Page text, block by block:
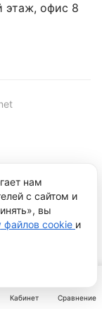
этаж, офис 8
Кабинет Сравнение
нам
с сайтом и
вы
файлов cookie и